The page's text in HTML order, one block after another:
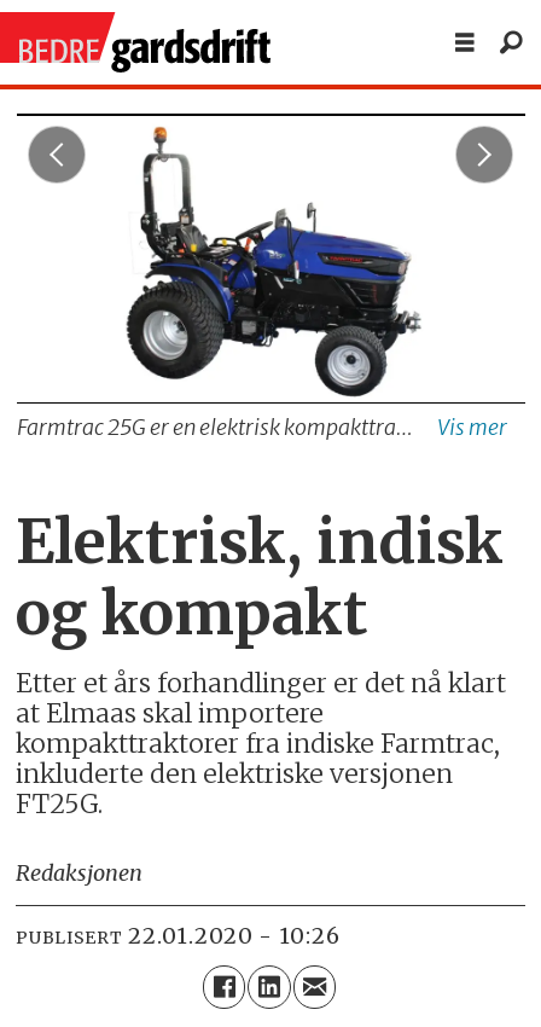
Farmtrac 25G er en elektrisk kompakttraktor som nå blir tilgjengelig i Norge.
Elektrisk, indisk
og kompakt
Etter et års forhandlinger er det nå klart
at Elmaas skal importere
kompakttraktorer fra indiske Farmtrac,
inkluderte den elektriske versjonen
FT25G.
Redaksjonen
PUBLISERT 22.01.2020 - 10:26